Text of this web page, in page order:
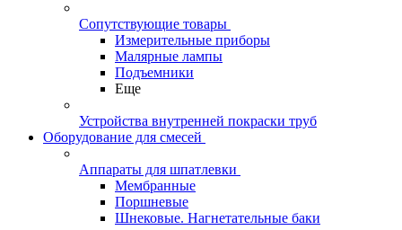
Сопутствующие товары
Измерительные приборы
Малярные лампы
Подъемники
Еще
Устройства внутренней покраски труб
Оборудование для смесей
Аппараты для шпатлевки
Мембранные
Поршневые
Шнековые. Нагнетательные баки